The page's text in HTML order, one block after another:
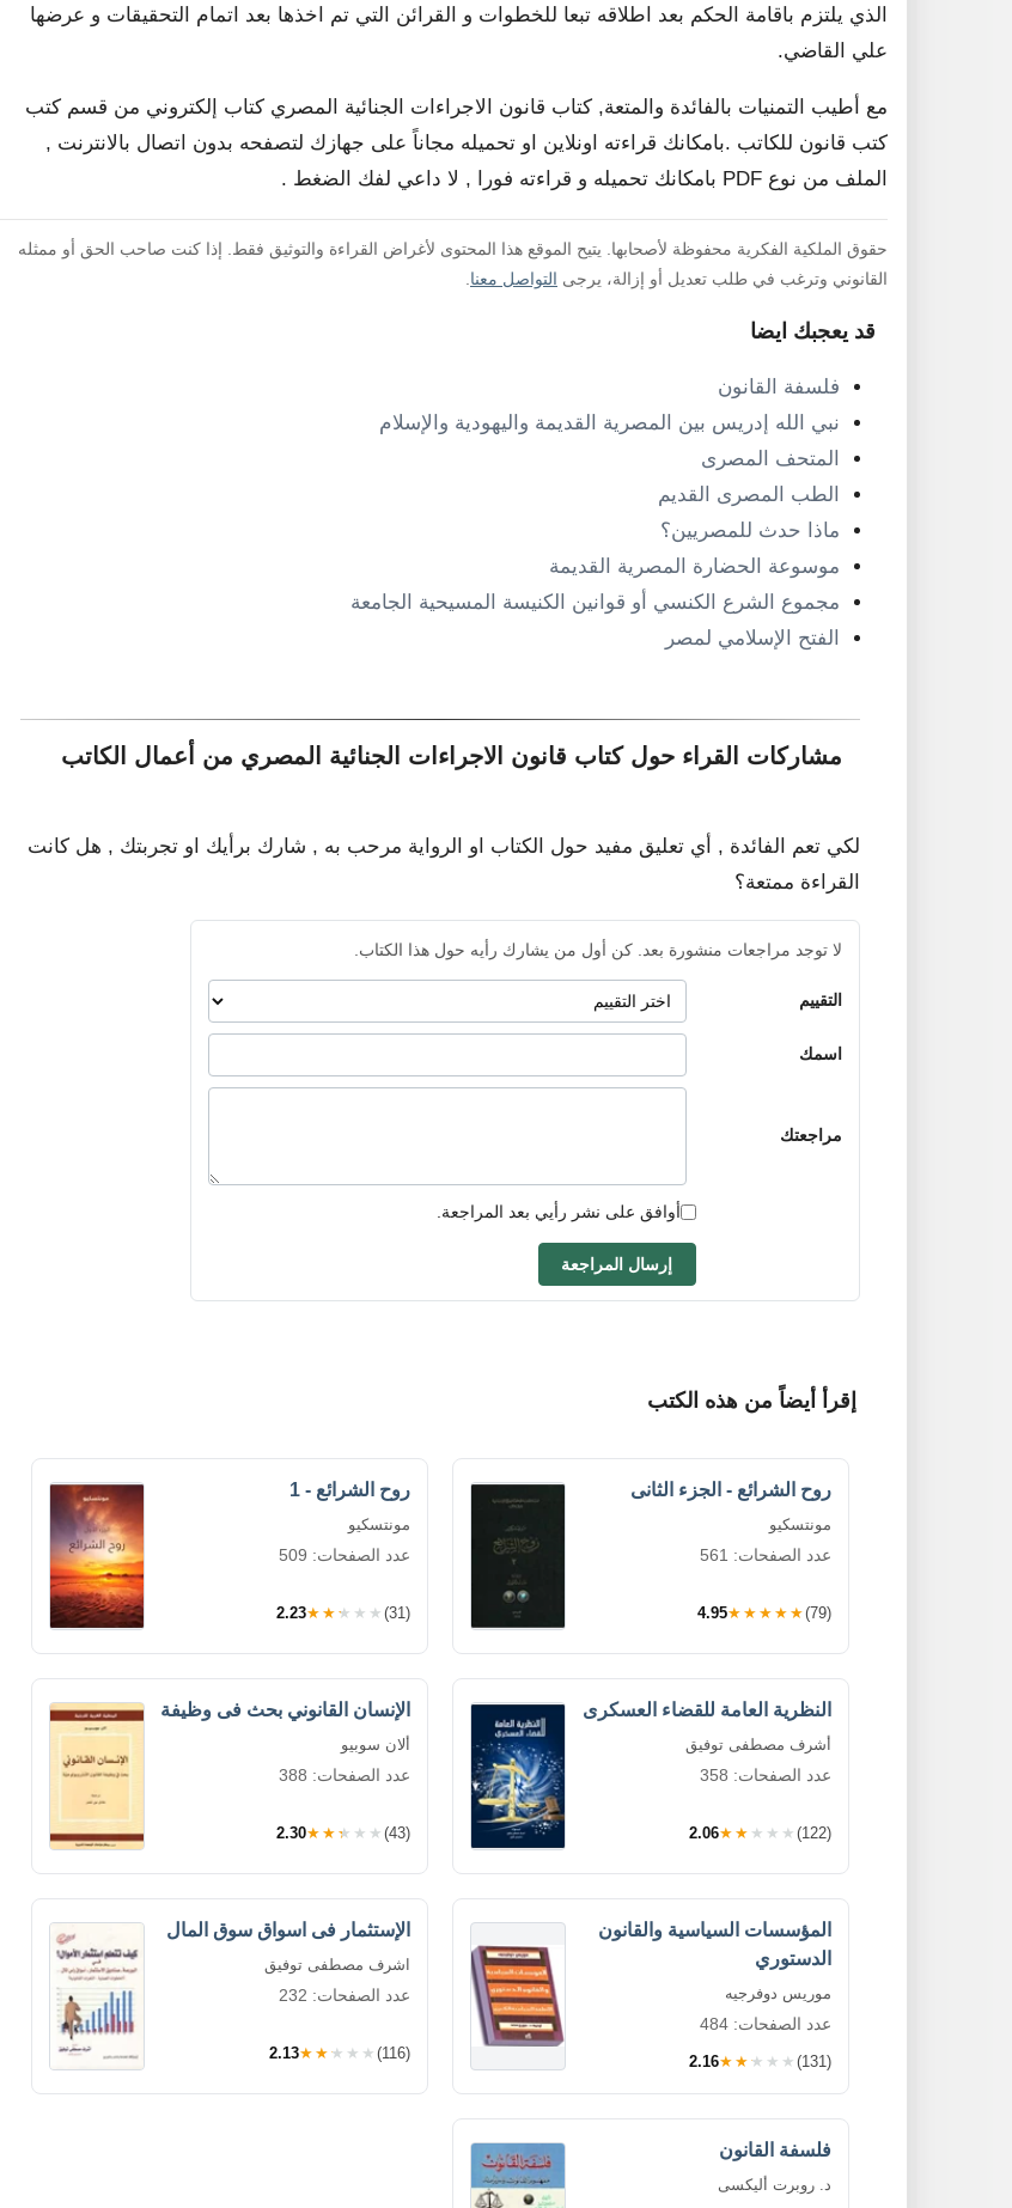
الذي يلتزم باقامة الحكم بعد اطلاقه تبعا للخطوات و القرائن التي تم اخذها بعد اتمام التحقيقات و عرضها
علي القاضي.
مع أطيب التمنيات بالفائدة والمتعة, كتاب قانون الاجراءات الجنائية المصري كتاب إلكتروني من قسم كتب
كتب قانون للكاتب .بامكانك قراءته اونلاين او تحميله مجاناً على جهازك لتصفحه بدون اتصال بالانترنت ,
الملف من نوع PDF بامكانك تحميله و قراءته فورا , لا داعي لفك الضغط .
حقوق الملكية الفكرية محفوظة لأصحابها. يتيح الموقع هذا المحتوى لأغراض القراءة والتوثيق فقط. إذا كنت صاحب الحق أو ممثله
القانوني وترغب في طلب تعديل أو إزالة، يرجى التواصل معنا
قد يعجبك ايضا
فلسفة القانون
نبي الله إدريس بين المصرية القديمة واليهودية والإسلام
المتحف المصرى
الطب المصرى القديم
ماذا حدث للمصريين؟
موسوعة الحضارة المصرية القديمة
مجموع الشرع الكنسي أو قوانين الكنيسة المسيحية الجامعة
الفتح الإسلامي لمصر
مشاركات القراء حول كتاب قانون الاجراءات الجنائية المصري من أعمال الكاتب
لكي تعم الفائدة , أي تعليق مفيد حول الكتاب او الرواية مرحب به , شارك برأيك او تجربتك , هل كانت
القراءة ممتعة؟
لا توجد مراجعات منشورة بعد. كن أول من يشارك رأيه حول هذا الكتاب.
التقييم
اسمك
مراجعتك
أوافق على نشر رأيي بعد المراجعة.
إرسال المراجعة
إقرأ أيضاً من هذه الكتب
روح الشرائع - الجزء الثانى
مونتسكيو
عدد الصفحات: 561
4.95★★★★★(79)
روح الشرائع - 1
مونتسكيو
عدد الصفحات: 509
2.23★★★★★ (31)
النظرية العامة للقضاء العسكرى
أشرف مصطفى توفيق
عدد الصفحات: 358
2.06★★★★★ (122)
الإنسان القانوني بحث فى وظيفة
ألان سوبيو
عدد الصفحات: 388
2.30★★★★★ (43)
المؤسسات السياسية والقانون
الدستوري
موريس دوفرجيه
عدد الصفحات: 484
2.16★★★★★ (131)
الإستثمار فى اسواق سوق المال
اشرف مصطفى توفيق
عدد الصفحات: 232
2.13★★★★★ (116)
فلسفة القانون
د. روبرت أليكسى